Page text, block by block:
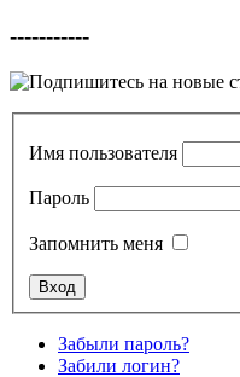
-----------
Имя пользователя
Пароль
Запомнить меня
Забыли пароль?
Забили логин?